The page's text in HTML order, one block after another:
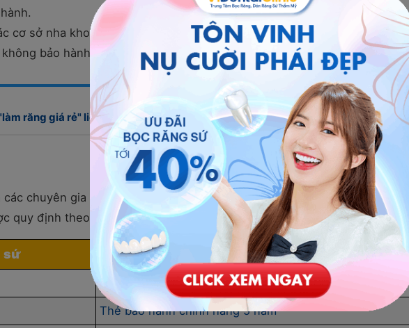
cơ sở nha khoa khác và có sự can thiệp từ các chuyên gia tại đó,
bảo hành.
răng giá rẻ" liên tục được báo đài cập nhật - Lý do vì sao?
chuyên gia ViDental Clinic cấp thẻ bảo hành phù hợp cho quý khách.
quy định theo năm cụ thể, tối thiểu là 3 năm:
sứ Thời gian bảo hành
Thẻ bảo hành chính hãng 3 năm
Thẻ bảo hành chính hãng 5 năm